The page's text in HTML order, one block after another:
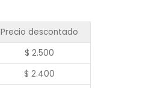
Precio descontado
$ 2.500
$ 2.400